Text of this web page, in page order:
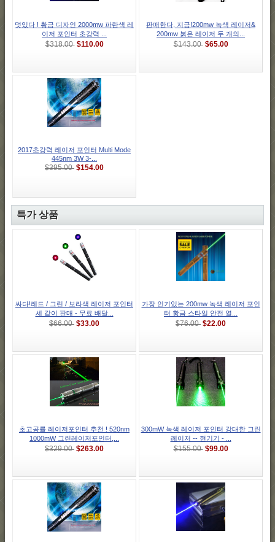
멋있다 ! 황금 디자인 2000mw 파란색 레
이저 포인터 초강력 ...
$318.00 $110.00
판매한다, 지금!200mw 녹색 레이저&
200mw 붉은 레이저 두 개의...
$143.00 $65.00
2017초강력 레이저 포인터 Multi Mode
445nm 3W 3-...
$395.00 $154.00
특가 상품
싸다!레드 / 그린 / 보라색 레이저 포인터
세 같이 판매 - 무료 배달...
$66.00 $33.00
가장 인기있는 200mw 녹색 레이저 포인
터 황금 스타일 안전 열...
$76.00 $22.00
초고공률 레이저포인터 추천 ! 520nm
1000mW 그린레이저포인터,...
$329.00 $263.00
300mW 녹색 레이저 포인터 강대한 그린
레이저 -- 현기기 - ...
$155.00 $99.00